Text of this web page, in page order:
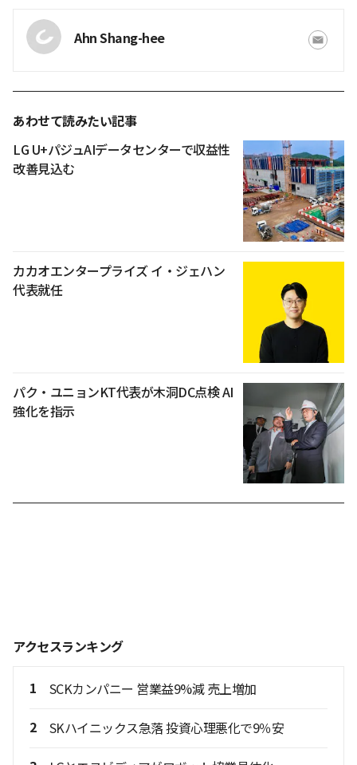
Ahn Shang-hee
あわせて読みたい記事
LG U+パジュAIデータセンターで収益性
改善見込む
カカオエンタープライズ イ・ジェハン
代表就任
パク・ユニョンKT代表が木洞DC点検 AI
強化を指示
アクセスランキング
1 SCKカンパニー 営業益9%減 売上増加
2 SKハイニックス急落 投資心理悪化で9％安